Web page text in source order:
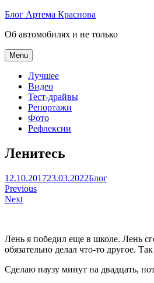
Skip
content
Блог Артема Краснова
Об автомобилях и не только
Menu
Лучшее
Видео
Тест-драйвы
Репортажи
Фото
Рефлексии
Ленитесь
Артем
Краснов
12.10.201723.03.2022Блог
Навигация
по
Previous
Next
Лень я победил еще в школе. Лень
обязательно делал что-то другое.
Сделаю паузу минут на двадцать,